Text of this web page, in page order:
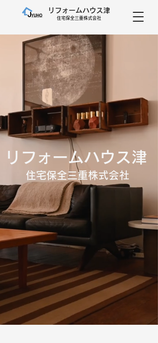
リフォームハウス津
​住宅保全三重株式会社
​リフォームハウス津
住宅保全三重株式会社